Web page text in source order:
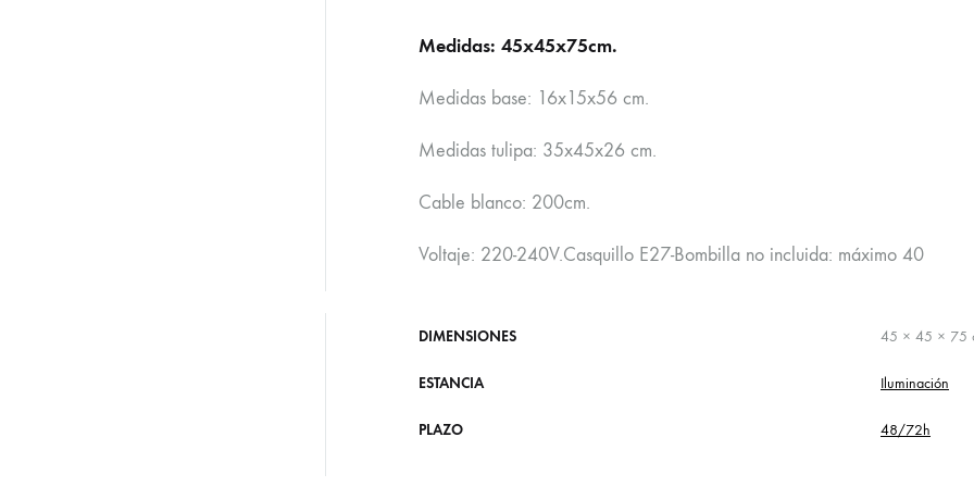
Medidas: 45x45x75cm.
Medidas base: 16x15x56 cm.
Medidas tulipa: 35x45x26 cm.
Cable blanco: 200cm.
Voltaje: 220-240V.Casquillo E27-Bombilla no incluida: máximo 40
DIMENSIONES 45 × 45 × 75
ESTANCIA Iluminación
PLAZO 48/72h